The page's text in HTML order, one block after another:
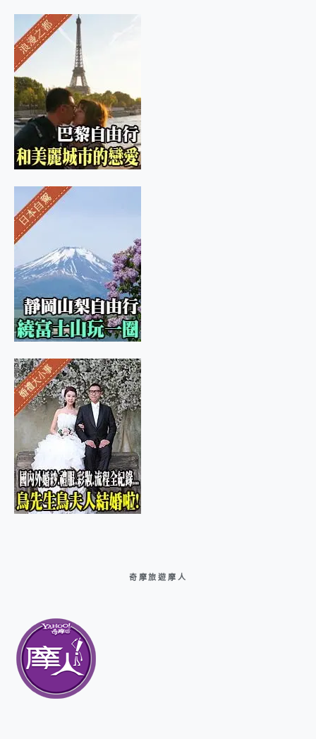
奇摩旅遊摩人